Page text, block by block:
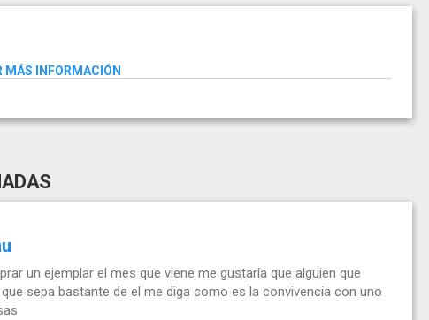
MÁS INFORMACIÓN
un ejemplar el mes que viene me gustaría que alguien que
sepa bastante de el me diga como es la convivencia con uno